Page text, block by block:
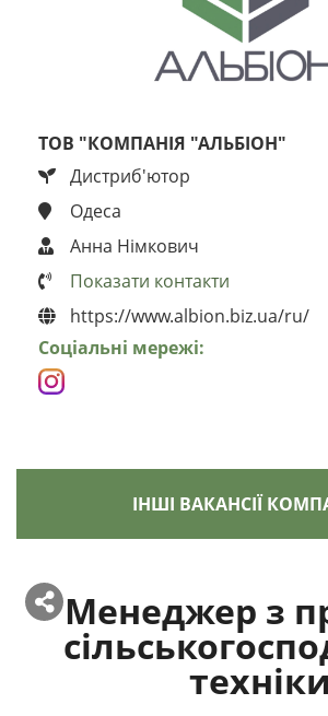
ТОВ "КОМПАНІЯ "АЛЬБІОН"
Дистриб'ютор
Одеса
Анна Німкович
Показати контакти
https://www.albion.biz.ua/ru/
Соціальні мережі:
ІНШІ ВАКАНСІЇ
Менеджер з
техніки